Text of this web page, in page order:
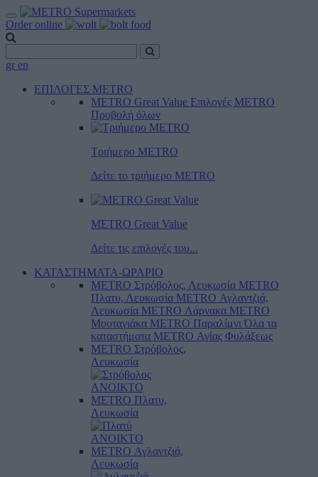
Order online
gr en
ΕΠΙΛΟΓΕΣ METRO
METRO Great Value Επιλογές METRO
Προβολή όλων
Τριήμερο METRO
Δείτε το τριήμερο ΜΕTRO
METRO Great Value
Δείτε τις επιλογές του...
ΚΑΤΑΣΤΗΜΑΤΑ-ΩΡΑΡΙΟ
METRO Στρόβολος, Λευκωσία METRO
Πλατυ, Λευκωσία METRO Αγλαντζιά,
Λευκωσία METRO Λάρνακα METRO
Μουταγιάκα METRO Παραλίμνι Όλα τα
καταστήματα METRO Αγίας Φυλάξεως
METRO Στρόβολος,
Λευκωσία
ΑΝΟΙΚΤΟ
METRO Πλατυ,
Λευκωσία
ΑΝΟΙΚΤΟ
METRO Αγλαντζιά,
Λευκωσία